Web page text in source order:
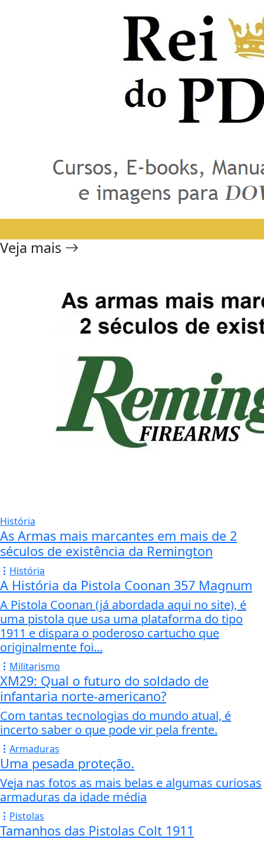
Veja mais
História
As Armas mais marcantes em mais de 2
séculos de existência da Remington
História
A História da Pistola Coonan 357 Magnum
A Pistola Coonan (já abordada aqui no site), é
uma pistola que usa uma plataforma do tipo
1911 e dispara o poderoso cartucho que
originalmente foi...
Militarismo
XM29: Qual o futuro do soldado de
infantaria norte-americano?
Com tantas tecnologias do mundo atual, é
incerto saber o que pode vir pela frente.
Armaduras
Uma pesada proteção.
Veja nas fotos as mais belas e algumas curiosas
armaduras da idade média
Pistolas
Tamanhos das Pistolas Colt 1911